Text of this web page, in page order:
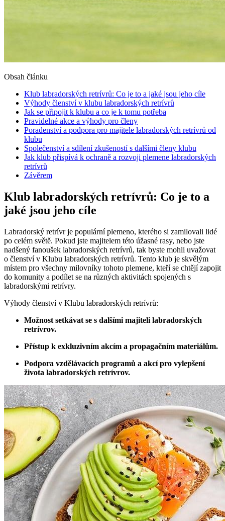
Obsah článku
Klub labradorských retrívrů: Co je to ‍a jaké jsou jeho cíle
Výhody členství v klubu labradorských retrívrů
Jak se připojit⁢ k klubu ‌a ⁣co je k ‌tomu potřeba
Pravidelné akce a výhody pro členy
Poradenství a podpora pro majitele labradorských‍ retrívrů ⁤od
klubu
Společenství a sdílení zkušeností s dalšími členy klubu
Jak klub přispívá‌ k ochraně a rozvoji plemene‌ labradorských
retrívrů
Závěrem
Klub labradorských retrívrů: Co je to ‍a
jaké jsou jeho cíle
Labradorský ‌retrívr⁢ je populární plemeno, kterého⁣ si zamilovali​ lidé
po celém světě. Pokud jste⁣ majitelem⁢ této úžasné rasy, nebo jste
nadšený​ fanoušek labradorských retrívrů,⁤ tak byste mohli uvažovat‌
o členství v ‌Klubu labradorských retrívrů. Tento klub je skvělým
místem pro‌ všechny milovníky tohoto ‌plemene, kteří ‍se ⁢chtějí zapojit
do komunity⁢ a podílet ⁢se ⁢na​ různých aktivitách⁤ spojených s
labradorskými retrívry.
Výhody členství v⁢ Klubu labradorských retrívrů:
Možnost setkávat se s dalšími majiteli labradorských
retrívrov.
Přístup k exkluzivním ​akcím a propagačním materiálům.
Podpora⁣ vzdělávacích ‌programů a akcí pro vylepšení
⁣života labradorských ⁣retrívrov.